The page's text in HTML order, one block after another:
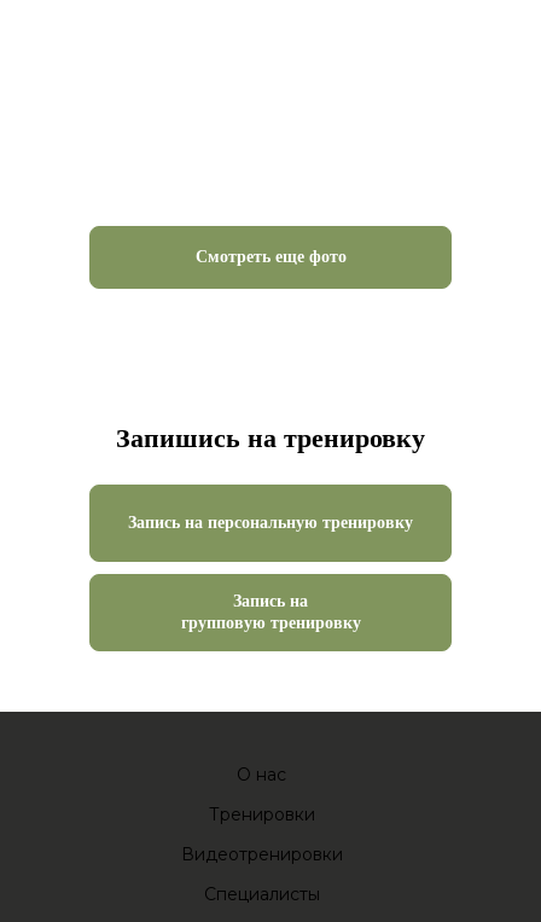
Смотреть еще фото
Запишись на тренировку
Запись на персональную тренировку
Запись на
групповую тренировку
О нас
Тренировки
Видеотренировки
Специалисты